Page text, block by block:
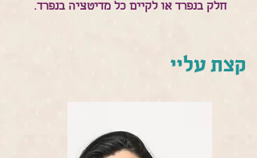
חלק בנפרד או לקיים כל מדיטציה בנפרד.
קצת עליי